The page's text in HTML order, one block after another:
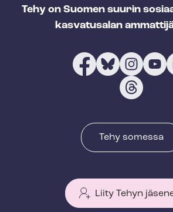
Tehy on Suomen suurin
kasvatusalan
Tehy somessa
Liity Tehyn